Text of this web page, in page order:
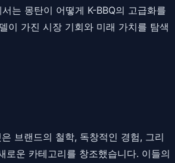
는 몽탄이 어떻게 K-BBQ의 고급화를
이 가진 시장 기회와 미래 가치를 탐색
브랜드의 철학, 독창적인 경험, 그리
운 카테고리를 창조했습니다. 이들의